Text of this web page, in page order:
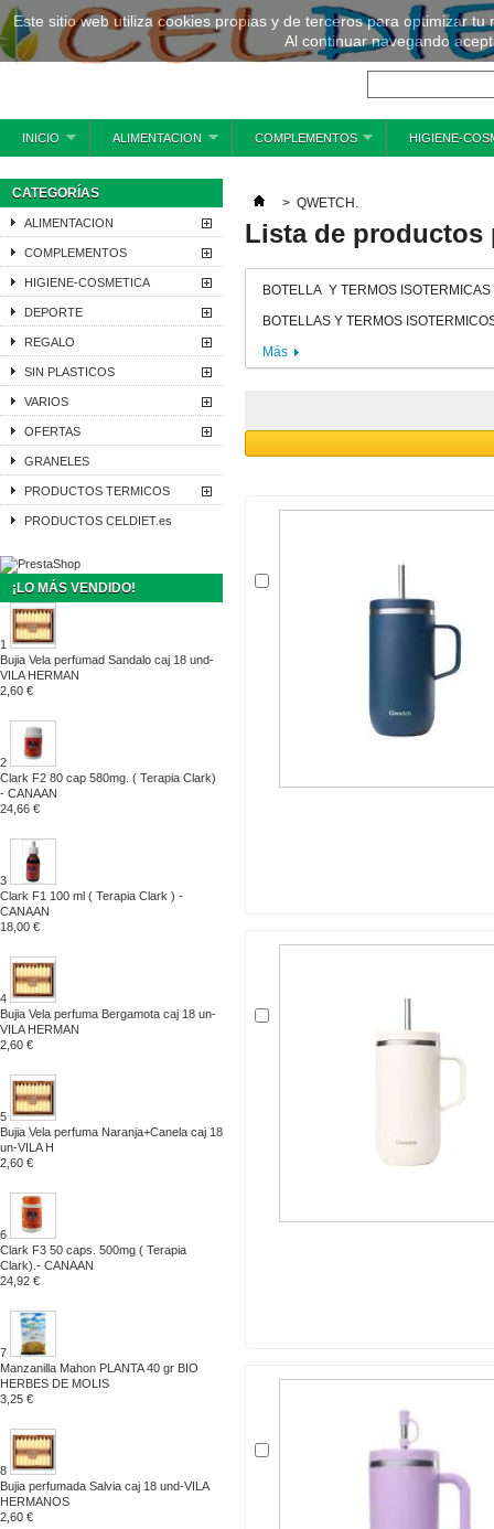
INICIO ALIMENTACION COMPLEMENTOS HIGIENE-
CATEGORÍAS
ALIMENTACION
COMPLEMENTOS
HIGIENE-COSMETICA
DEPORTE
REGALO
SIN PLASTICOS
VARIOS
OFERTAS
GRANELES
PRODUCTOS TERMICOS
PRODUCTOS CELDIET.es
¡LO MÁS VENDIDO!
1
Bujia Vela perfumad Sandalo caj 18 und-
VILA HERMAN
2,60 €
2
Clark F2 80 cap 580mg. ( Terapia Clark)
- CANAAN
24,66 €
3
Clark F1 100 ml ( Terapia Clark ) -
CANAAN
18,00 €
4
Bujia Vela perfuma Bergamota caj 18 un-
VILA HERMAN
2,60 €
5
Bujia Vela perfuma Naranja+Canela caj 18
un-VILA H
2,60 €
6
Clark F3 50 caps. 500mg ( Terapia
Clark).- CANAAN
24,92 €
7
Manzanilla Mahon PLANTA 40 gr BIO
HERBES DE MOLIS
3,25 €
8
Bujia perfumada Salvia caj 18 und-VILA
HERMANOS
2,60 €
> QWETCH.
Lista de productos
BOTELLA Y TERMOS ISOTERMICAS
BOTELLAS Y TERMOS
Más
Este sitio web utiliza cookies propias y de terceros para optimizar
Al continuar navegando